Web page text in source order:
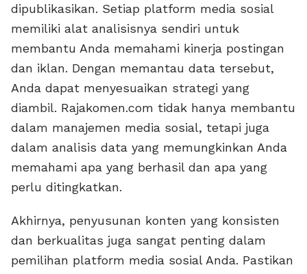
dipublikasikan. Setiap platform media sosial
memiliki alat analisisnya sendiri untuk
membantu Anda memahami kinerja postingan
dan iklan. Dengan memantau data tersebut,
Anda dapat menyesuaikan strategi yang
diambil. Rajakomen.com tidak hanya membantu
dalam manajemen media sosial, tetapi juga
dalam analisis data yang memungkinkan Anda
memahami apa yang berhasil dan apa yang
perlu ditingkatkan.
Akhirnya, penyusunan konten yang konsisten
dan berkualitas juga sangat penting dalam
pemilihan platform media sosial Anda. Pastikan